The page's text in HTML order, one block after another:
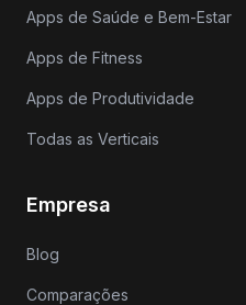
Apps de Saúde e Bem-Estar
Apps de Fitness
Apps de Produtividade
Todas as Verticais
Empresa
Blog
Comparações